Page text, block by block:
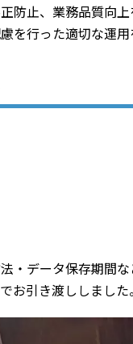
止、業務品質向上
を行った適切な運用
・データ保存期間な
お引き渡ししました。